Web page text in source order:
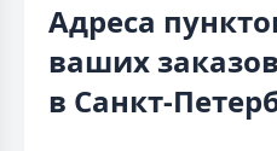
Адреса
ваших заказов
в Санкт-